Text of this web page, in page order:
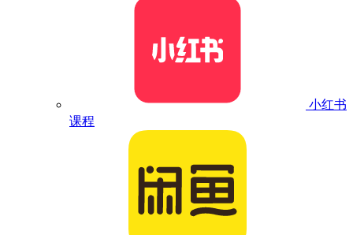
小红书
课程